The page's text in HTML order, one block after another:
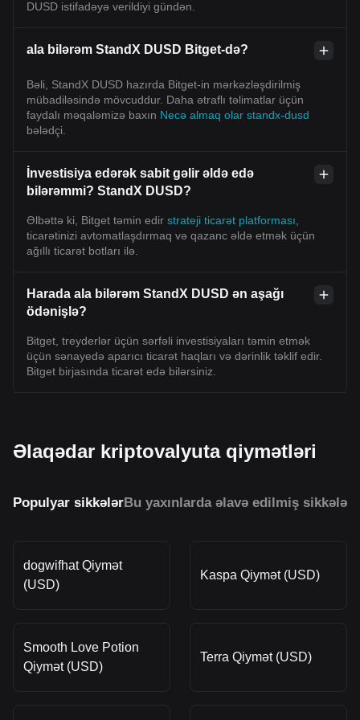
DUSD istifadəyə verildiyi gündən.
ala bilərəm StandX DUSD Bitget-də?
Bəli, StandX DUSD hazırda Bitget-in mərkəzləşdirilmiş
mübadiləsində mövcuddur. Daha ətraflı təlimatlar üçün
faydalı məqaləmizə baxın Necə almaq olar standx-dusd
bələdçi.
İnvestisiya edərək sabit gəlir əldə edə
bilərəmmi? StandX DUSD?
Əlbəttə ki, Bitget təmin edir strateji ticarət platforması
ticarətinizi avtomatlaşdırmaq və qazanc əldə etmək üçün
ağıllı ticarət botları ilə.
Harada ala bilərəm StandX DUSD ən aşağı
ödənişlə?
Bitget, treyderlər üçün sərfəli investisiyaları təmin etmək
üçün sənayedə aparıcı ticarət haqları və dərinlik təklif edir.
Bitget birjasında ticarət edə bilərsiniz.
Əlaqədar kriptovalyuta qiymətləri
Populyar sikkələrBu yaxınlarda əlavə edilmiş sikkələr
dogwifhat Qiymət
(USD)
Kaspa Qiymət (USD)
Smooth Love Potion
Qiymət (USD)
Terra Qiymət (USD)